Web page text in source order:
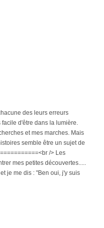
des leurs erreurs
d'être dans la lumière.
et mes marches. Mais
semble être un sujet de
/> Les
mes petites découvertes.....
je me dis : "Ben oui, j'y suis